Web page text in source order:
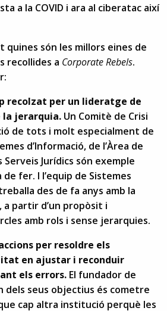
a la COVID i ara al ciberatac així
quines són les millors eines de
recollides a Corporate Rebels.
recolzat per un lideratge de
jerarquia. Un Comitè de Crisi
de tots i molt especialment de
d’Informació, de l’Àrea de
Serveis Jurídics són exemple
de fer. I l’equip de Sistemes
des de fa anys amb la
, a partir d’un propòsit i
amb rols i sense jerarquies.
per resoldre els
en ajustar i reconduir
els errors. El fundador de
dels seus objectius és cometre
cap altra institució perquè les